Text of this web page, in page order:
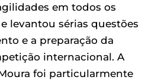
em todos os
levantou sérias questões
e a preparação da
internacional. A
foi particularmente